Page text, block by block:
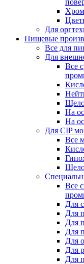
Хром
Для
Пищевые
Все для
Для
Все
На
На
Для CIP
Все
Все
Для
Для
Для
Для
Для
Для
Для